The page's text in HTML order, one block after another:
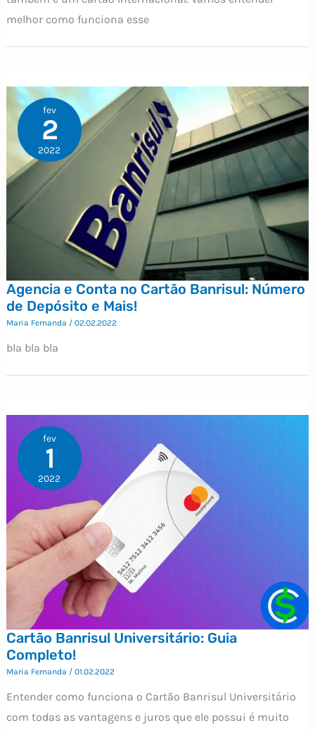
melhor como funciona esse
fev
2
2022
Agencia e Conta no Cartão Banrisul: Número
de Depósito e Mais!
Maria Fernanda / 02.02.2022
bla bla bla
fev
1
2022
Cartão Banrisul Universitário: Guia
Completo!
Maria Fernanda / 01.02.2022
Entender como funciona o Cartão Banrisul Universitário
com todas as vantagens e juros que ele possui é muito